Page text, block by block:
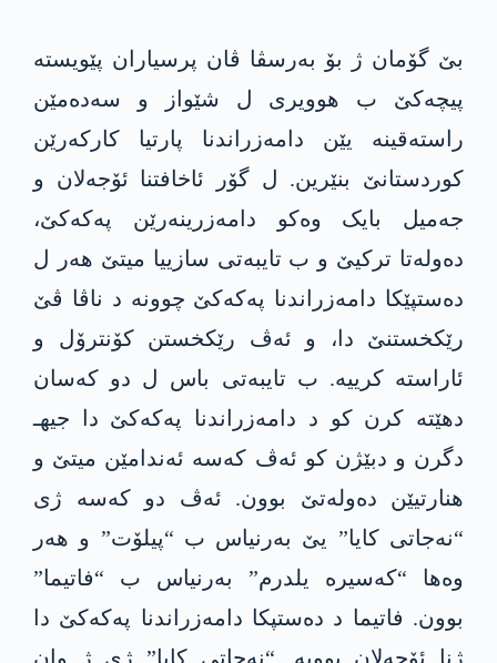
بێ گۆمان ژ بۆ بەرسڤا ڤان پرسیاران پێویستە
پیچەکێ ب هوویری ل شێواز و سەدەمێن
راستەقینە یێن دامەزراندنا پارتیا کارکەرێن
کوردستانێ بنێرین. ل گۆر ئاخافتنا ئۆجەلان و
جەمیل بایک وەکو دامەزرینەرێن پەکەکێ،
دەولەتا ترکیێ و ب تایبەتی سازییا میتێ هەر ل
دەستپێکا دامەزراندنا پەکەکێ چوونە د ناڤا ڤێ
رێکخستنێ دا، و ئەڤ رێکخستن کۆنترۆل و
ئاراستە کرییە. ب تایبەتی باس ل دو کەسان
دهێتە کرن کو د دامەزراندنا پەکەکێ دا جیهـ
دگرن و دبێژن کو ئەڤ کەسە ئەندامێن میتێ و
هنارتیێن دەولەتێ بوون. ئەڤ دو کەسە ژی
“نەجاتی کایا” یێ بەرنیاس ب “پیلۆت” و هەر
وەها “کەسیرە یلدرم” بەرنیاس ب “فاتیما”
بوون. فاتیما د دەستپکا دامەزراندنا پەکەکێ دا
ژنا ئۆجەلان بوویە. “نەجاتی کایا” ژی ژ وان